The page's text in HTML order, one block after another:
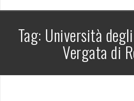
Tag: Università
Vergata di